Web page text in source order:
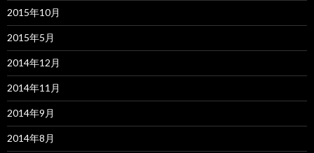
2015年10月
2015年5月
2014年12月
2014年11月
2014年9月
2014年8月